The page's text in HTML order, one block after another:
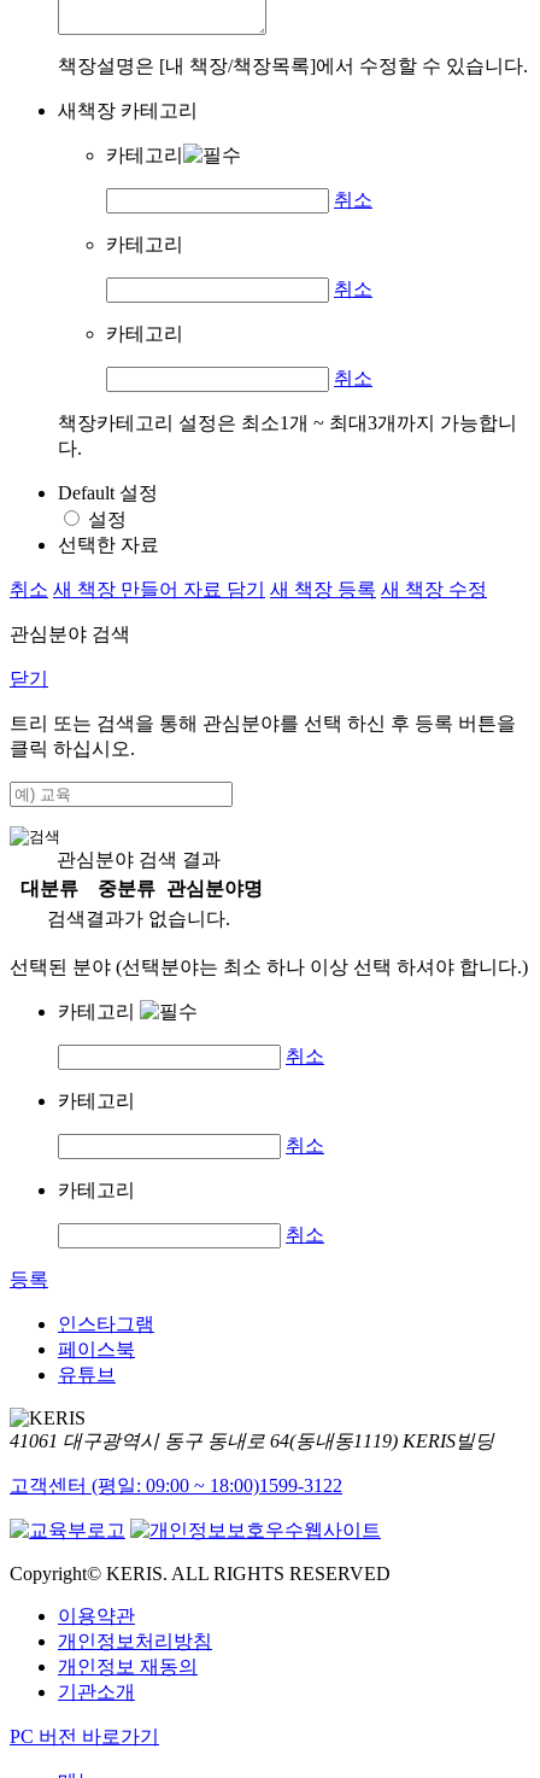
책장설명은 [내 책장/책장목록]에서 수정할 수 있습니다.
새책장 카테고리
카테고리
취소
카테고리
취소
카테고리
취소
책장카테고리 설정은 최소1개 ~ 최대3개까지 가능합니
다.
Default 설정
설정
선택한 자료
취소 새 책장 만들어 자료 담기 새 책장 등록 새 책장 수정
관심분야 검색
닫기
트리 또는 검색을 통해 관심분야를 선택 하신 후 등록 버튼을
클릭 하십시오.
관심분야 검색 결과
대분류
중분류
관심분야명
검색결과가 없습니다.
선택된 분야 (선택분야는 최소 하나 이상 선택 하셔야 합니다.)
카테고리
취소
카테고리
취소
카테고리
취소
등록
인스타그램
페이스북
유튜브
41061 대구광역시 동구 동내로 64(동내동1119) KERIS빌딩
고객센터 (평일: 09:00 ~ 18:00)1599-3122
Copyright© KERIS. ALL RIGHTS RESERVED
이용약관
개인정보처리방침
개인정보 재동의
기관소개
PC 버전 바로가기